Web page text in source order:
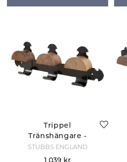
Trippel
Tränshängare -
Retro Line
STUBBS ENGLAND